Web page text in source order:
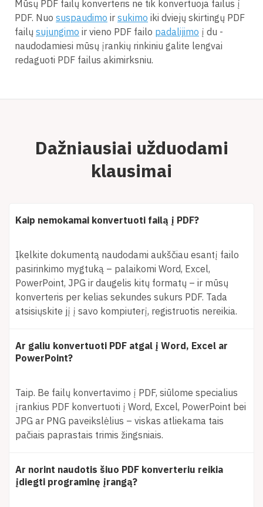
Mūsų PDF failų konverteris ne tik konvertuoja failus į
PDF. Nuo suspaudimo ir sukimo iki dviejų skirtingų PDF
failų sujungimo ir vieno PDF failo padalijimo į du -
naudodamiesi mūsų įrankių rinkiniu galite lengvai
redaguoti PDF failus akimirksniu.
Dažniausiai užduodami
klausimai
Kaip nemokamai konvertuoti failą į PDF?
Įkelkite dokumentą naudodami aukščiau esantį failo
pasirinkimo mygtuką – palaikomi Word, Excel,
PowerPoint, JPG ir daugelis kitų formatų – ir mūsų
konverteris per kelias sekundes sukurs PDF. Tada
atsisiųskite jį į savo kompiuterį, registruotis nereikia.
Ar galiu konvertuoti PDF atgal į Word, Excel ar
PowerPoint?
Taip. Be failų konvertavimo į PDF, siūlome specialius
įrankius PDF konvertuoti į Word, Excel, PowerPoint bei
JPG ar PNG paveikslėlius – viskas atliekama tais
pačiais paprastais trimis žingsniais.
Ar norint naudotis šiuo PDF konverteriu reikia
įdiegti programinę įrangą?